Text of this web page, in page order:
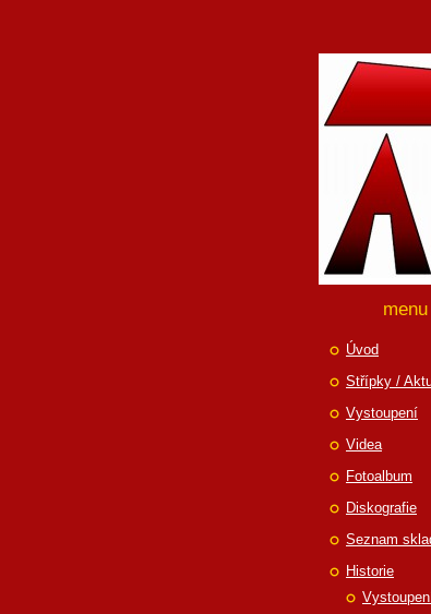
menu
Úvod
Střípky /
Vystoupení
Videa
Fotoalbum
Diskografie
Seznam
Historie